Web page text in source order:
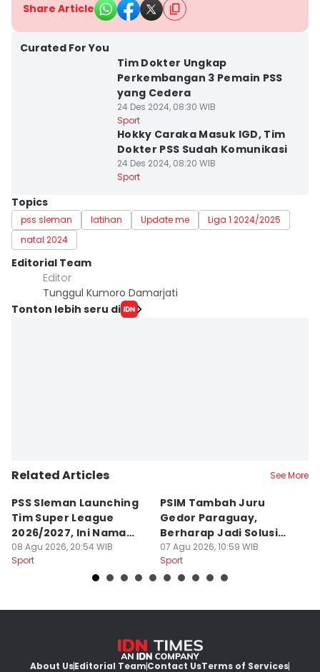
Share Article
Curated For You
Tim Dokter Ungkap
Perkembangan 3 Pemain PSS
yang Cedera
24 Des 2024, 08:30 WIB
Sport
Hokky Caraka Masuk IGD, Tim
Dokter PSS Sudah Komunikasi
24 Des 2024, 08:20 WIB
Sport
Topics
pss sleman latihan Update me
Liga 1 2024/2025
natal 2024
Editorial Team
Editor
Tunggul Kumoro Damarjati
Tonton lebih seru di
Related Articles See More
PSS Sleman Launching
Tim Super League
2026/2027, Ini Nama
Para Pemain
08 Agu 2026, 20:54 WIB
Sport
PSIM Tambah Juru
Gedor Paraguay,
Berharap Jadi Solusi
Minimnya Pencetak Gol
07 Agu 2026, 10:59 WIB
Sport
About UsEditorial TeamContact UsTerms of Services